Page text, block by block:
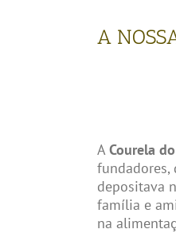
A
A Courela
fundadores,
depositava
família e
na